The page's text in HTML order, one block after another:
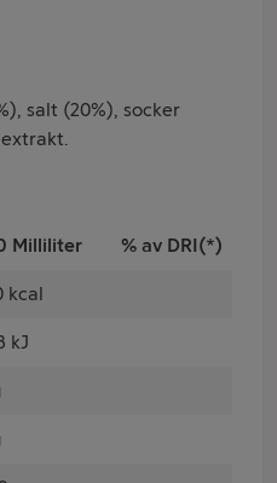
salt (20%), socker
Milliliter % av DRI(*)
kcal
kJ